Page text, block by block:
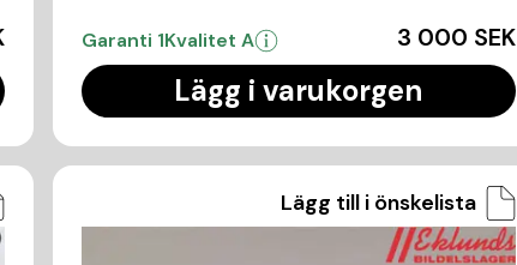
Garanti 1Kvalitet A 3 000 SEK
Lägg i varukorgen
Lägg till i önskelista